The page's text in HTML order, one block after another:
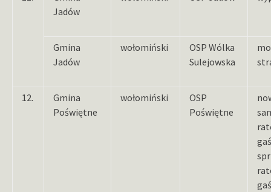
Jadów
Gmina
Jadów
wołomiński
OSP Wólka
Sulejowska
12.
Gmina
Poświętne
wołomiński
OSP
Poświętne